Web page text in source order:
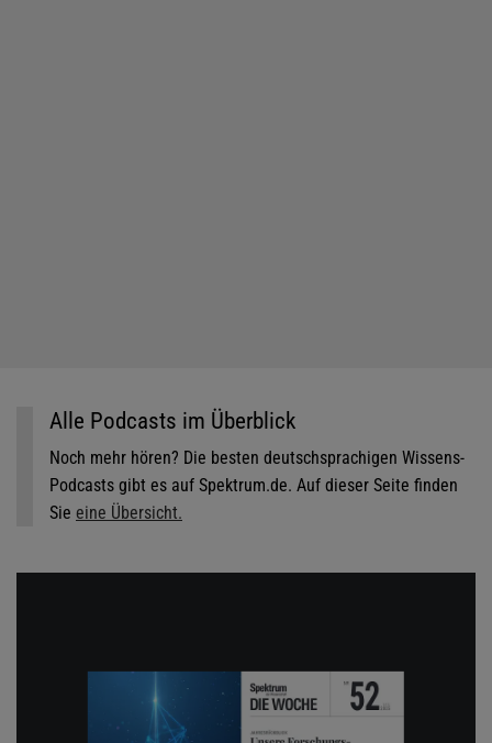
Alle Podcasts im Überblick
Noch mehr hören? Die besten deutschsprachigen Wissens-
Podcasts gibt es auf Spektrum.de. Auf dieser Seite finden
Sie eine Übersicht.